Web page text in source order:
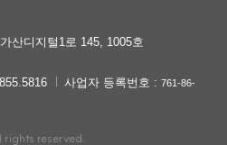
산디지털1로 145, 1005호
사업자 등록번호 : 761-86-
rights reserved.